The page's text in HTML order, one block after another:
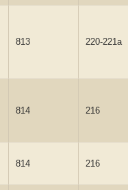
813 220-221a
814 216
814 216